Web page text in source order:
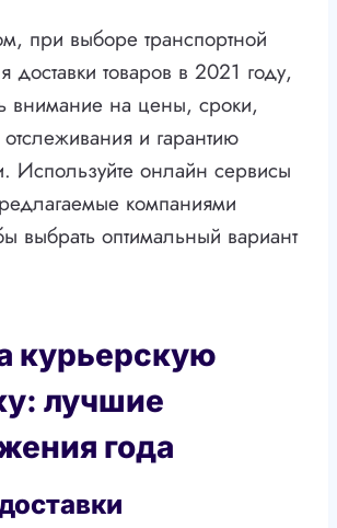
при выборе транспортной
доставки товаров в 2021 году,
внимание на цены, сроки,
и гарантию
Используйте онлайн сервисы
компаниями
выбрать оптимальный вариант
курьерскую
лучшие
года